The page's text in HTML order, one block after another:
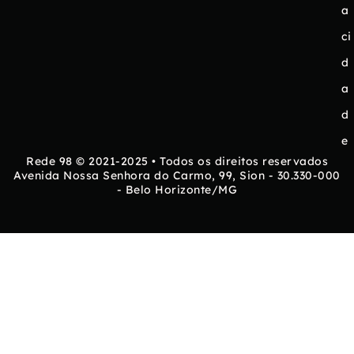
a
ci
d
a
d
e
Rede 98 © 2021-2025 • Todos os direitos reservados
Avenida Nossa Senhora do Carmo, 99, Sion - 30.330-000
- Belo Horizonte/MG